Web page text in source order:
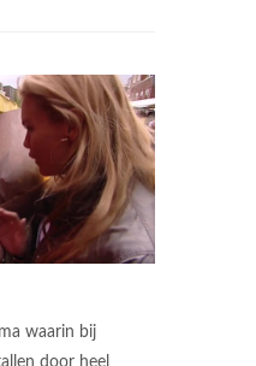
waarin bij
door heel